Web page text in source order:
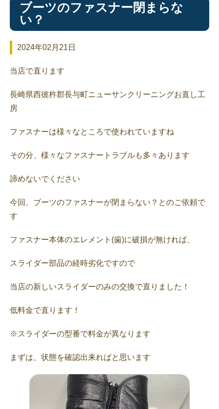
ブーツのファスナー閉まらな
い？
2024年02月21日
当店で直ります
長崎県西彼杵郡長与町ニューサンクリーニングお直し工
房
ファスナーは様々なところで使われていますね
その分、様々なファスナートラブルも多々あります
諦めないでください
今回、ブーツのファスナーが閉まらない？とのご依頼で
す
ファスナー本体のエレメント(歯)に破損が無ければ、
スライダー部品の経時劣化ですので
当店の新しいスライダーのみの交換で直りました！
低料金で直ります！
※スライダーの型番で料金が異なります
まずは、状態を確認出来ればと思います